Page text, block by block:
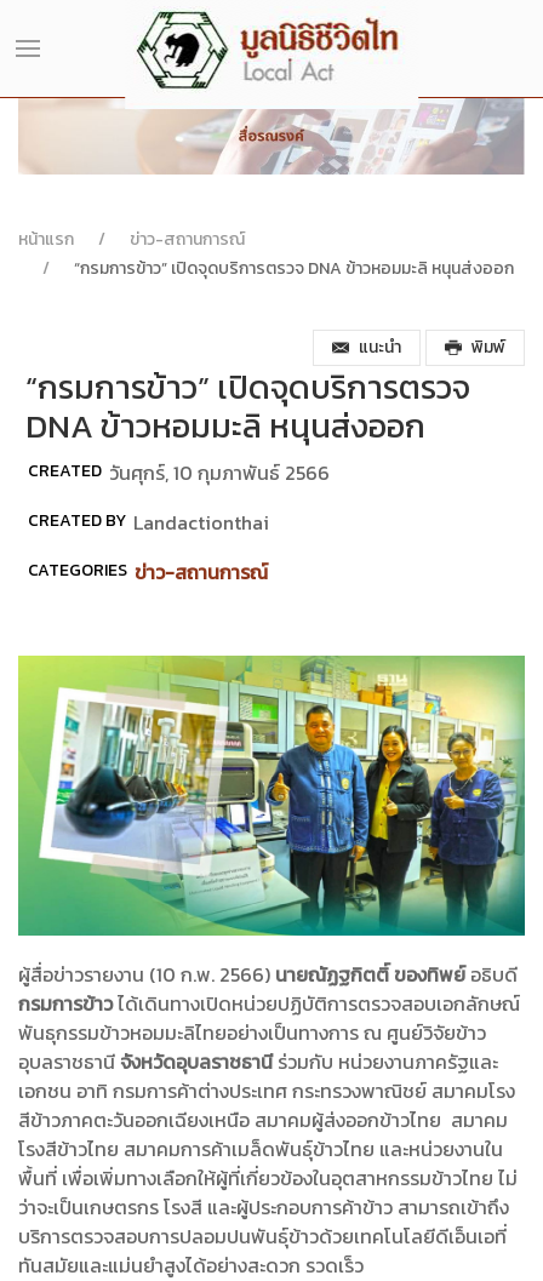
หน้าแรก
ข่าว-สถานการณ์
“กรมการข้าว” เปิดจุดบริการตรวจ DNA ข้าวหอมมะลิ หนุนส่งออก
แนะนำ พิมพ์
“กรมการข้าว” เปิดจุดบริการตรวจ
DNA ข้าวหอมมะลิ หนุนส่งออก
CREATED วันศุกร์, 10 กุมภาพันธ์ 2566
CREATED BY Landactionthai
CATEGORIES ข่าว-สถานการณ์
ผู้สื่อข่าวรายงาน (10 ก.พ. 2566) นายณัฏฐกิตติ์ ของทิพย์อธิบดี
กรมการข้าวได้เดินทางเปิดหน่วยปฏิบัติการตรวจสอบเอกลักษณ์
พันธุกรรมข้าวหอมมะลิไทยอย่างเป็นทางการ ณ ศูนย์วิจัยข้าว
อุบลราชธานีจังหวัดอุบลราชธานีร่วมกับ หน่วยงานภาครัฐและ
เอกชน อาทิ กรมการค้าต่างประเทศ กระทรวงพาณิชย์ สมาคมโรง
สีข้าวภาคตะวันออกเฉียงเหนือ สมาคมผู้ส่งออกข้าวไทย สมาคม
โรงสีข้าวไทย สมาคมการค้าเมล็ดพันธุ์ข้าวไทย และหน่วยงานใน
พื้นที่ เพื่อเพิ่มทางเลือกให้ผู้ที่เกี่ยวข้องในอุตสาหกรรมข้าวไทย ไม่
ว่าจะเป็นเกษตรกร โรงสี และผู้ประกอบการค้าข้าว สามารถเข้าถึง
บริการตรวจสอบการปลอมปนพันธุ์ข้าวด้วยเทคโนโลยีดีเอ็นเอที่
ทันสมัยและแม่นยำสูงได้อย่างสะดวก รวดเร็ว